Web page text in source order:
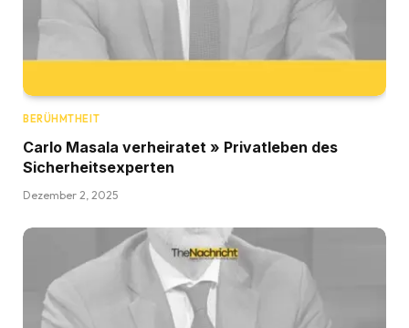
BERÜHMTHEIT
Carlo Masala verheiratet » Privatleben des
Sicherheitsexperten
Dezember 2, 2025